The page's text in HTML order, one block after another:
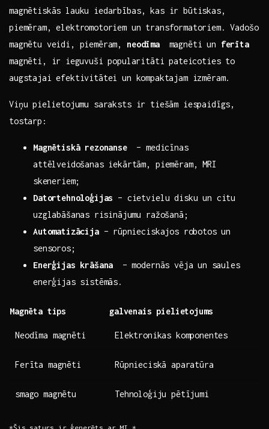
‍magnētiskās lauku iedarbības, kas ir​ būtiskas,
piemēram, elektromotoriem un transformatoriem. Vadošo
magnētu veidi, piemēram, neodīma‌ magnēti un ferīta
magnēti, ‌ir⁤ ieguvuši⁤ popularitāti pateicoties to
augstajai ‍efektivitātei⁣ un‌ kompaktajam​ izmēram.
Viņu ⁤pielietojumu saraksts ir tiešām iespaidīgs,
tostarp:
Magnētiskā rezonanse⁤ – medicīnas
attēlveidošanas​ iekārtām, piemēram, MRI
⁢skeneriem;
Datortehnoloģijas ​– cietvielu ​disku un citu
uzglabāšanas ⁣risinājumu ražošanā;
Automatizācija–⁣ rūpnieciskajos ‌robotos un
sensoros;
Enerģijas ​krāšana ⁣ – modernās vēja ⁤un saules‍
enerģijas ​sistēmās.
Magnēta tips galvenais pielietojums
Neodīma​ magnēti Elektronikas komponentes
Ferīta magnēti Rūpnieciskā aparatūra
smago magnētu Tehnoloģiju pētījumi